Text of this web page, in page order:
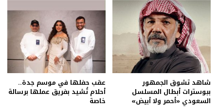
شاهد تشوق الجمهور
ببوسترات أبطال المسلسل
السعودي «أحمر ولا أبيض»
عقب حفلها في موسم جدة..
أحلام تُشيد بفريق عملها برسالة
خاصة